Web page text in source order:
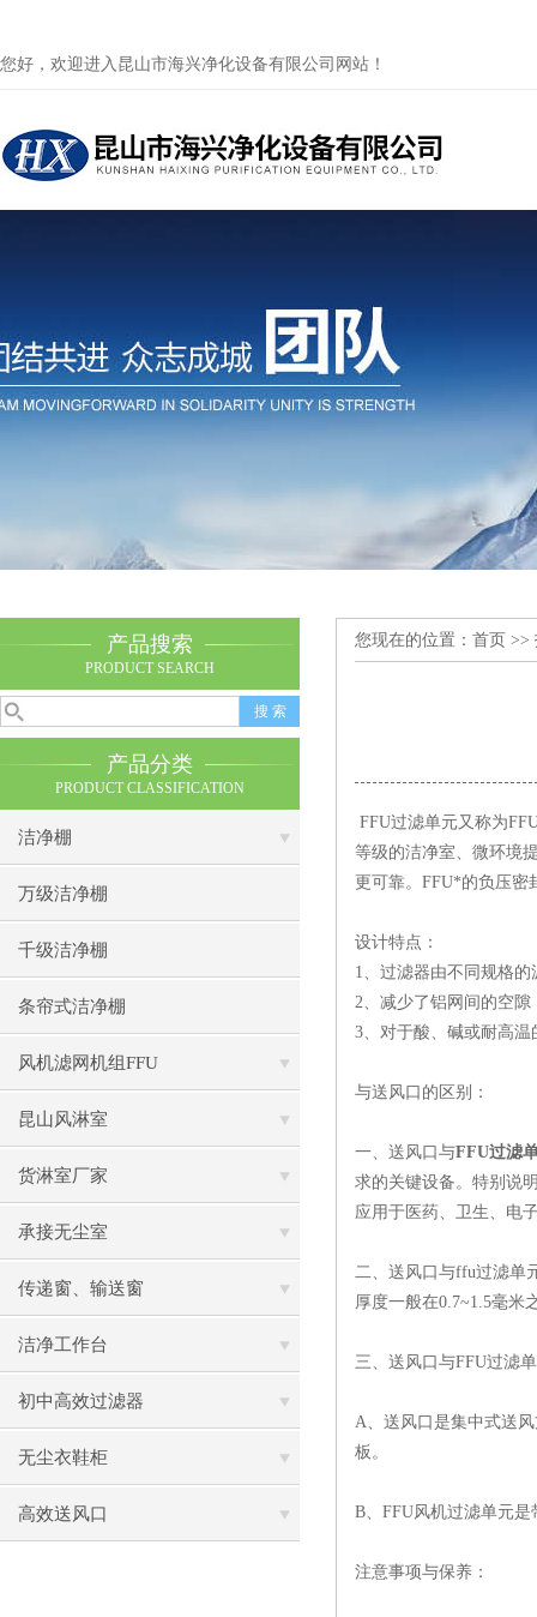
您好，欢迎进入昆山市海兴净化设备有限公司网站！
产品搜索
PRODUCT SEARCH
产品分类
PRODUCT CLASSIFICATION
洁净棚
万级洁净棚
千级洁净棚
条帘式洁净棚
风机滤网机组FFU
昆山风淋室
货淋室厂家
承接无尘室
传递窗、输送窗
洁净工作台
初中高效过滤器
无尘衣鞋柜
高效送风口
您现在的位置： 首页 >>
FFU过滤单元又称为
等级的洁净室、微环境
更可靠。FFU*的负压密
设计特点：
1、过滤器由不同规格
2、减少了铝网间的空
3、对于酸、碱或耐高
与送风口的区别：
一、送风口与FFU过滤
求的关键设备。特别说
应用于医药、卫生、电
二、送风口与ffu过滤单
厚度一般在0.7~1.5毫
三、送风口与FFU过
A、送风口是集中式送
板。
B、FFU风机过滤单元
注意事项与保养：